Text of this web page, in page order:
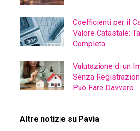
Coefficienti per il
Valore Catastale:
Completa
Valutazione di un
Senza
Può Fare Davvero
Altre notizie su Pavia